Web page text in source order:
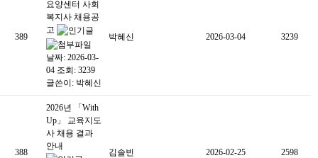
389
요양센터 사회
복지사 채용공
고
날짜: 2026-03-
04 조회: 3239
글쓴이: 박혜신
박혜신 2026-03-04 3239
388
2026년 「With
Up」 교육지도
사 채용 결과
안내
김솔빈 2026-02-25 2598